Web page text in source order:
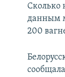
Сколько
данным
200